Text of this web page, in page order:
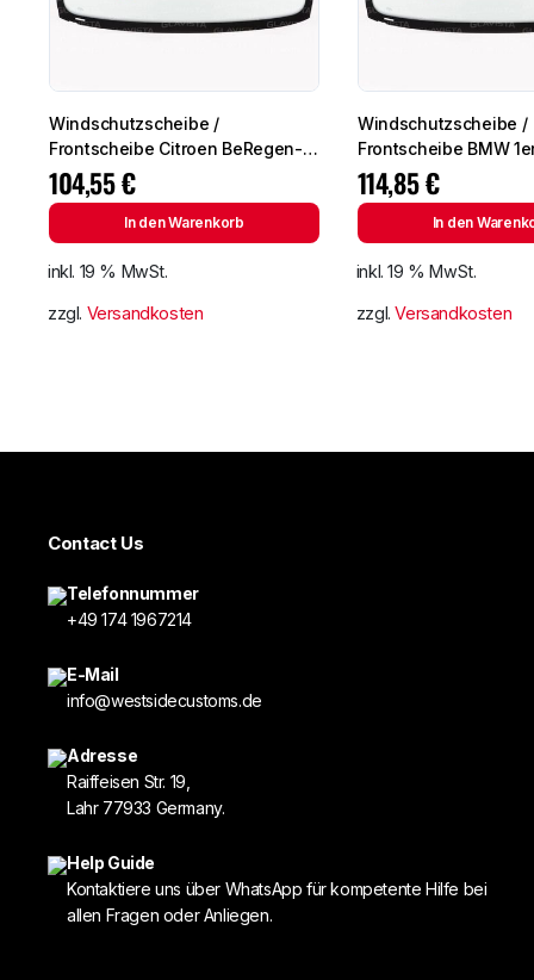
Windschutzscheibe /
Frontscheibe Citroen BeRegen-
Lichtingo 96- +Spiegelhalter
104,55€
In den Warenkorb
inkl. 19 % MwSt.
zzgl. Versandkosten
Windschutzscheibe /
Frontscheibe BMW
E81/E82/E87/E88 04-
+Spiegelhalter
114,85€
In den
inkl. 19 % MwSt.
zzgl.Versandkosten
Contact Us
Telefonnummer
+49 174 1967214
E-Mail
info@westsidecustoms.de
Adresse
Raiffeisen Str. 19,
Lahr 77933 Germany.
Help Guide
Kontaktiere uns über WhatsApp für kompetente Hilfe bei
allen Fragen oder Anliegen.